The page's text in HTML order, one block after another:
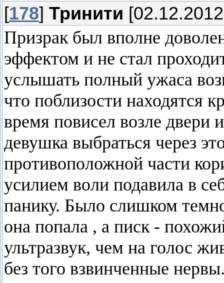
[178] Тринити
Призрак был вполне
эффектом и не стал
услышать полный ужаса
что поблизости находятся
время повисел возле двери
девушка выбраться через
противоположной части
усилием воли подавила в
панику. Было слишком
она попала , а писк -
ультразвук, чем на голос
без того взвинченные